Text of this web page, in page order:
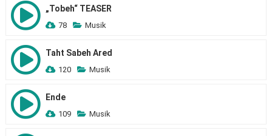
„Tobeh“ TEASER
78 Musik
Taht Sabeh Ared
120 Musik
Ende
109 Musik